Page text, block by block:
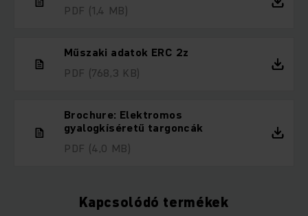
PDF (1,4 MB)
Műszaki adatok ERC 2z
PDF (768,3 KB)
Brochure: Elektromos
gyalogkíséretű targoncák
PDF (4,0 MB)
Kapcsolódó termékek